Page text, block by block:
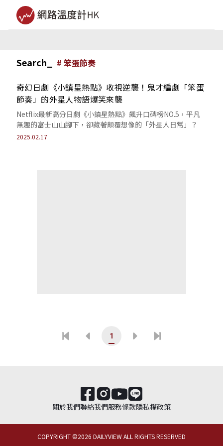
Search_ # 笨蛋節奏
奇幻日劇《小鎮星熱點》收視逆襲！鬼才編劇「笨蛋
節奏」的外星人物語爆笑來襲
Netflix最新高分日劇《小鎮星熱點》飆升口碑榜NO.5，平凡
無趣的富士山山腳下，卻藏著顛覆想像的「外星人日常」？
2025.02.17
1
關於我們聯絡我們服務條款隱私權政策
COPYRIGHT ©2026 DAILYVIEW ALL RIGHTS RESERVED